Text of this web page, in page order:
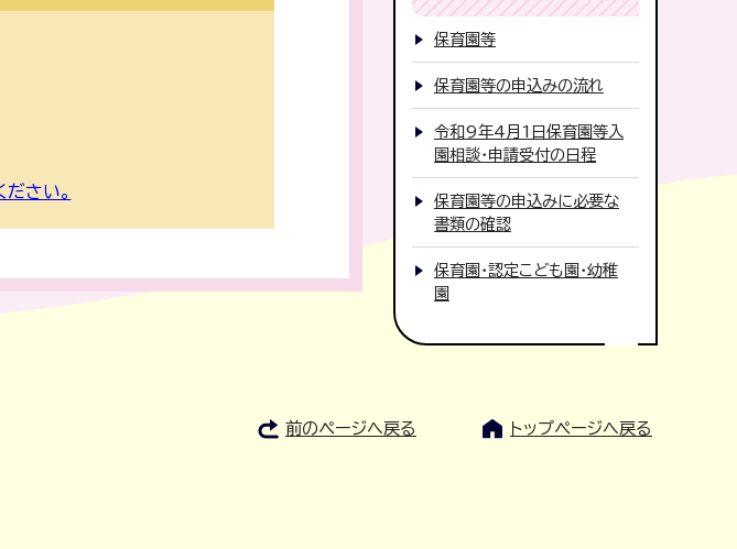
さい。
保育園等
保育園等の申込みの流れ
令和9年4月1日保育園等入
園相談・申請受付の日程
保育園等の申込みに必要な
書類の確認
保育園・認定こども園・幼稚
園
前のページへ戻る トップページへ戻る